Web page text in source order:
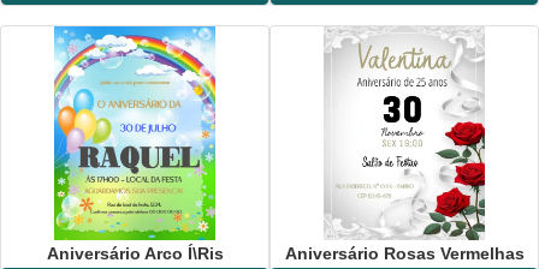
Aniversário Arco Í\ris Aniversário Rosas Vermelhas